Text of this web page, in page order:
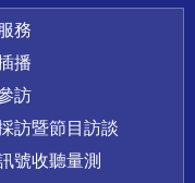
務
播
訪
訪暨節目訪談
號收聽量測